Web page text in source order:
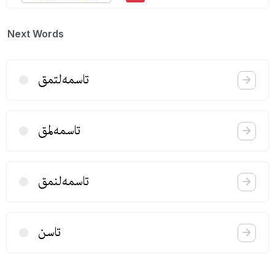
Next Words
تاسمه‌لتمق
تاسمه‌لمق
تاسمه‌لنمق
تاسن